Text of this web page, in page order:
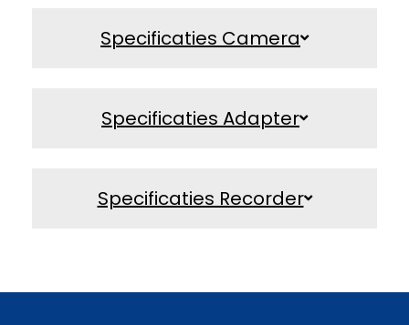
Specificaties Camera
Specificaties Adapter
Specificaties Recorder